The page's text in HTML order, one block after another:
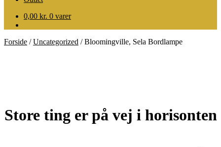
0,00 kr. 0 varer
Forside /Uncategorized /Bloomingville, Sela Bordlampe
Store ting er på vej i horisonten